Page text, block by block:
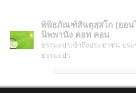
พิพิธภัณฑ์สันตุสฺสโก (ออน
นิพพานัง ดอท คอม
ธรรมะป่าเข้าถึงประชาชน ปร
ธรรมะป่า
This content is password protected.
your password
Password: